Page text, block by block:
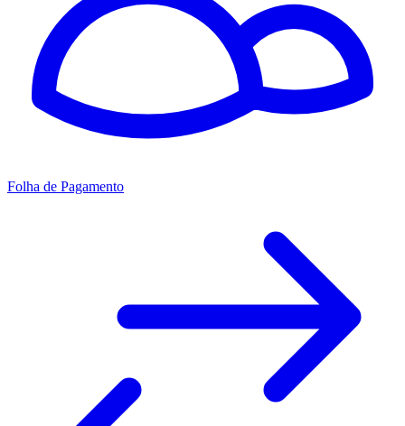
Folha de Pagamento